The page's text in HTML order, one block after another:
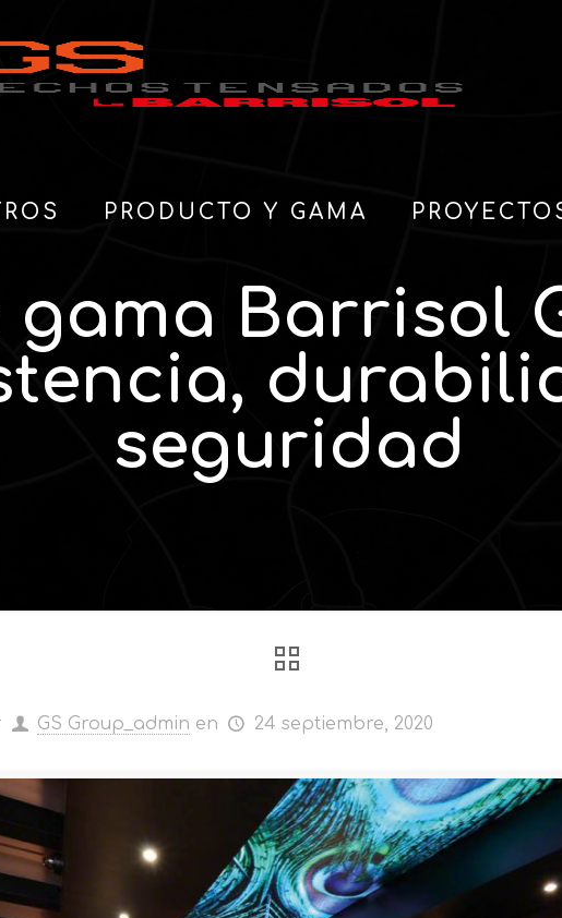
PRODUCTO Y GAMA
gama Barrisol
seguridad
GS Group_admin en 24 septiembre, 2020